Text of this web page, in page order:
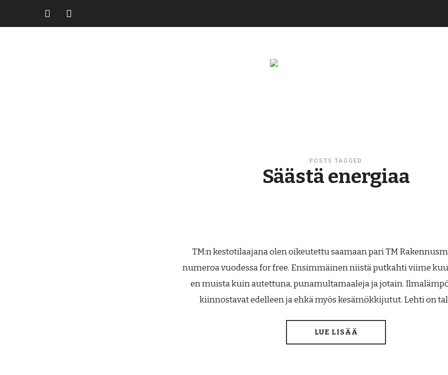
Buzzikuski
POSTS TAGGED
Säästä energiaa
TM:n kestotilaajana olen oikeutettu saamaan pari TM
numeroa vuodessa for free. Ensimmäinen niistä putkahti viime
en muista kuin autettuna, punamultamaaleja ja jotain.
kiinnostavat edelleen ja ehkä myös kesämökkijutut. Lehti on
LUE LISÄÄ